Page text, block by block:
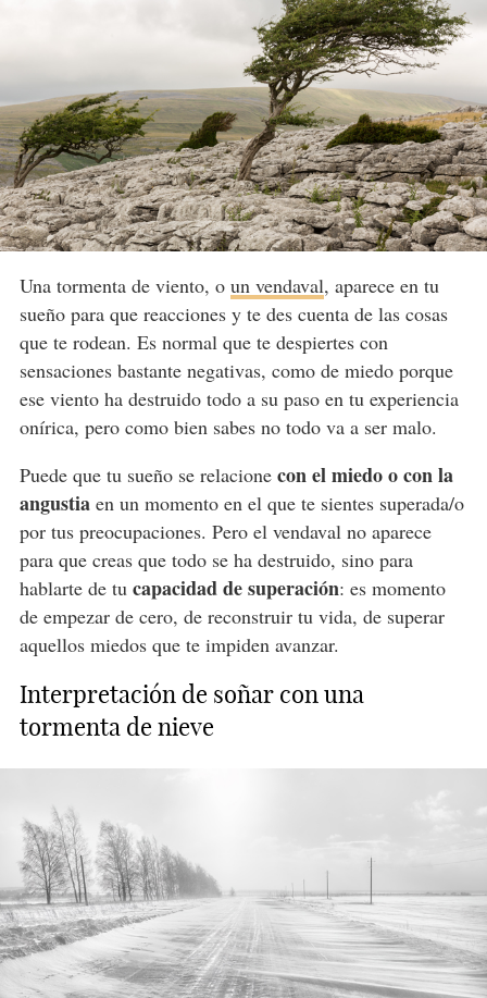
Una tormenta de viento, o un vendaval, aparece en tu
sueño para que reacciones y te des cuenta de las cosas
que te rodean. Es normal que te despiertes con
sensaciones bastante negativas, como de miedo porque
ese viento ha destruido todo a su paso en tu experiencia
onírica, pero como bien sabes no todo va a ser malo.
Puede que tu sueño se relacione con el miedo o con la
angustiaen un momento en el que te sientes superada/o
por tus preocupaciones. Pero el vendaval no aparece
para que creas que todo se ha destruido, sino para
hablarte de tu capacidad de superación: es momento
de empezar de cero, de reconstruir tu vida, de superar
aquellos miedos que te impiden avanzar.
Interpretación de soñar con una
tormenta de nieve